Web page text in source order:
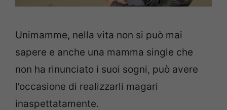
Unimamme, nella vita non si può mai
sapere e anche una mamma single che
non ha rinunciato i suoi sogni, può avere
l’occasione di realizzarli magari
inaspettatamente.